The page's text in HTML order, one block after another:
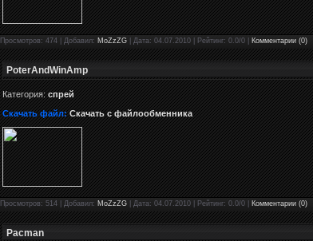
Просмотров: 474 | Добавил: MoZzZG | Дата: 04.07.2010 | Рейтинг: 0.0/0 | Комментарии (0)
PoterAndWinAmp
Категория:спрей
Скачать файл: Скачать с файлообменника
Просмотров: 514 | Добавил: MoZzZG | Дата: 04.07.2010 | Рейтинг: 0.0/0 | Комментарии (0)
Pacman